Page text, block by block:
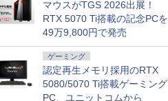
マウスがTGS 2026出展！
RTX 5070 Ti搭載の記念PCを
49万9,800円で発売
ゲーミング
認定再生メモリ採用のRTX
5080/5070 Ti搭載ゲーミング
PC、ユニットコムから